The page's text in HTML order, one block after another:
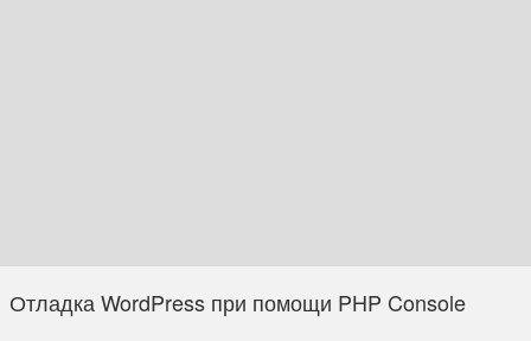
Отладка WordPress при помощи PHP Console